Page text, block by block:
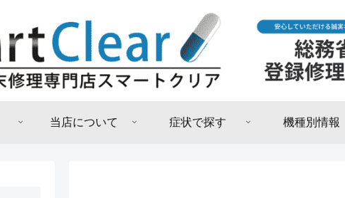
当店について 症状で探す 機種別情報